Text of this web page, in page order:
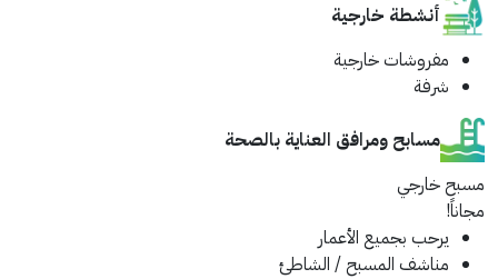
أنشطة خارجية
مفروشات خارجية
شرفة
مسابح ومرافق العناية بالصحة
مسبح خارجي
مجاناً!
يرحب بجميع الأعمار
مناشف المسبح / الشاطئ